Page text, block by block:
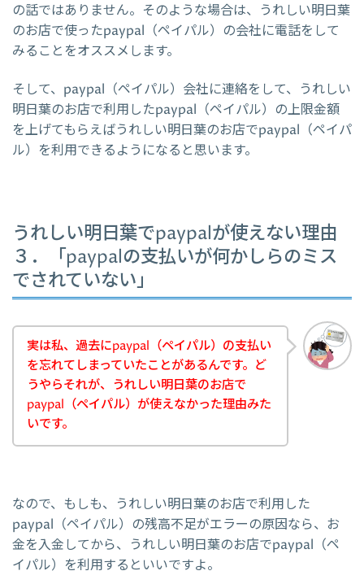
の話ではありません。そのような場合は、うれしい明日葉
のお店で使ったpaypal（ペイパル）の会社に電話をして
みることをオススメします。
そして、paypal（ペイパル）会社に連絡をして、うれしい
明日葉のお店で利用したpaypal（ペイパル）の上限金額
を上げてもらえばうれしい明日葉のお店でpaypal（ペイパ
ル）を利用できるようになると思います。
うれしい明日葉でpaypalが使えない理由
３．「paypalの支払いが何かしらのミス
でされていない」
実は私、過去にpaypal（ペイパル）の支払い
を忘れてしまっていたことがあるんです。ど
うやらそれが、うれしい明日葉のお店で
paypal（ペイパル）が使えなかった理由みた
いです。
なので、もしも、うれしい明日葉のお店で利用した
paypal（ペイパル）の残高不足がエラーの原因なら、お
金を入金してから、うれしい明日葉のお店でpaypal（ペ
イパル）を利用するといいですよ。